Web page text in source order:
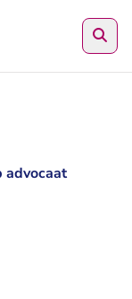
advocaat